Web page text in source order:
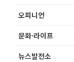
오피니언
문화·라이프
뉴스발전소